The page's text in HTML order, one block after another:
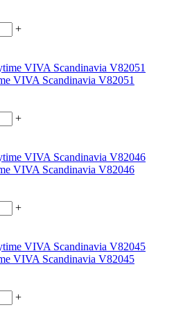
+
VIVA Scandinavia V82051
+
VIVA Scandinavia V82046
+
VIVA Scandinavia V82045
+